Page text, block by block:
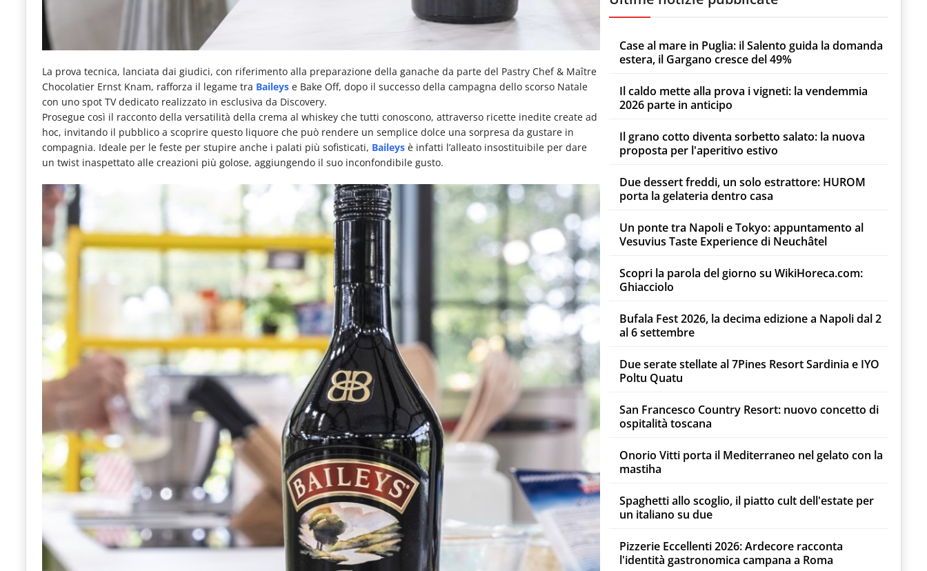
La prova tecnica, lanciata dai giudici, con riferimento alla preparazione della ganache da parte del Pastry Chef & Maître
Chocolatier Ernst Knam, rafforza il legame tra Baileys e Bake Off, dopo il successo della campagna dello scorso Natale
con uno spot TV dedicato realizzato in esclusiva da Discovery.
Prosegue così il racconto della versatilità della crema al whiskey che tutti conoscono, attraverso ricette inedite create ad
hoc, invitando il pubblico a scoprire questo liquore che può rendere un semplice dolce una sorpresa da gustare in
compagnia. Ideale per le feste per stupire anche i palati più sofisticati, Baileys è infatti l’alleato insostituibile per dare
un twist inaspettato alle creazioni più golose, aggiungendo il suo inconfondibile gusto.
Case al mare in Puglia: il Salento guida la domanda
estera, il Gargano cresce del 49%
Il caldo mette alla prova i vigneti: la vendemmia
2026 parte in anticipo
Il grano cotto diventa sorbetto salato: la nuova
proposta per l'aperitivo estivo
Due dessert freddi, un solo estrattore: HUROM
porta la gelateria dentro casa
Un ponte tra Napoli e Tokyo: appuntamento al
Vesuvius Taste Experience di Neuchâtel
Scopri la parola del giorno su WikiHoreca.com:
Ghiacciolo
Bufala Fest 2026, la decima edizione a Napoli dal 2
al 6 settembre
Due serate stellate al 7Pines Resort Sardinia e IYO
Poltu Quatu
San Francesco Country Resort: nuovo concetto di
ospitalità toscana
Onorio Vitti porta il Mediterraneo nel gelato con la
mastiha
Spaghetti allo scoglio, il piatto cult dell'estate per
un italiano su due
Pizzerie Eccellenti 2026: Ardecore racconta
l'identità gastronomica campana a Roma